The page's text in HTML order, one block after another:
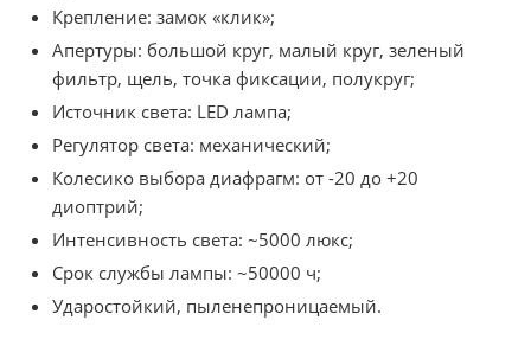
Крепление: замок «клик»;
Апертуры: большой круг, малый круг, зеленый
фильтр, щель, точка фиксации, полукруг;
Источник света: LED лампа;
Регулятор света: механический;
Колесико выбора диафрагм: от -20 до +20
диоптрий;
Интенсивность света: ~5000 люкс;
Срок службы лампы: ~50000 ч;
Ударостойкий, пыленепроницаемый.